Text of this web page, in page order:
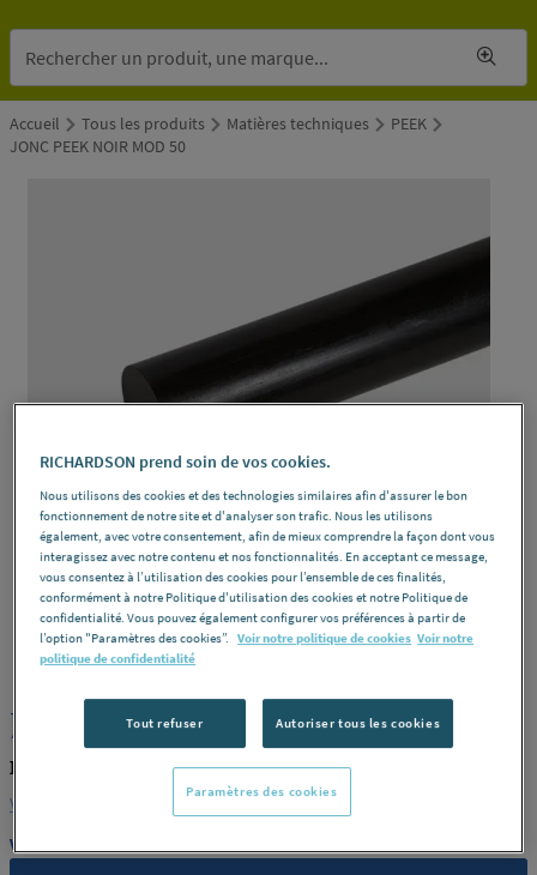
Accueil Tous les produits Matières techniques
PEEK
JONC PEEK NOIR MOD 50
ROCHLING REF : 372PY
JONC PEEK NOIR MOD 50
ROCHLING PRODUIT-372PY
Voir la description complète
Vous avez un projet ?
RICHARDSON prend soin de vos cookies.
Nous utilisons des cookies et des technologies similaires afin d'assurer le bon
fonctionnement de notre site et d'analyser son trafic. Nous les utilisons
également, avec votre consentement, afin de mieux comprendre la façon dont vous
interagissez avec notre contenu et nos fonctionnalités. En acceptant ce message,
vous consentez à l’utilisation des cookies pour l’ensemble de ces finalités,
conformément à notre Politique d'utilisation des cookies et notre Politique de
confidentialité. Vous pouvez également configurer vos préférences à partir de
l’option "Paramètres des cookies”. Voir notre politique de cookies Voir notre
politique de confidentialité
Tout refuser Autoriser tous les cookies
Paramètres des cookies